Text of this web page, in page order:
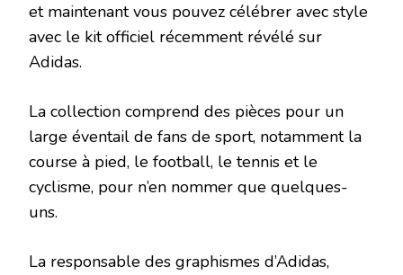
et maintenant vous pouvez célébrer avec style
avec le kit officiel récemment révélé sur
Adidas.
La collection comprend des pièces pour un
large éventail de fans de sport, notamment la
course à pied, le football, le tennis et le
cyclisme, pour n’en nommer que quelques-
uns.
La responsable des graphismes d’Adidas,